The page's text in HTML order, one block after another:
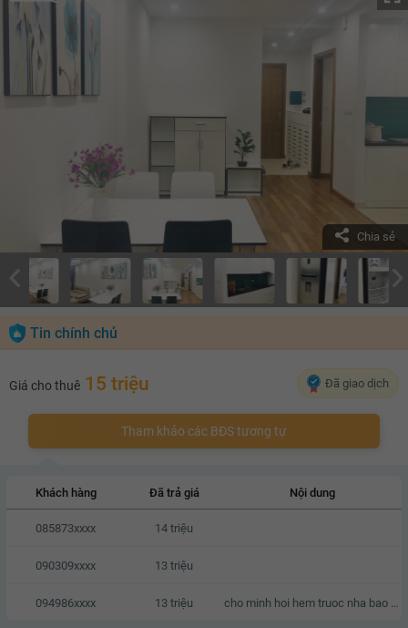
Chia sẻ
Tin chính chủ
Giá cho thuê 15 triệu Đã giao dịch
Tham khảo các BĐS tương tự
Khách hàng Đã trả giá Nội dung
085873xxxx 14 triệu
090309xxxx 13 triệu
094986xxxx 13 triệu